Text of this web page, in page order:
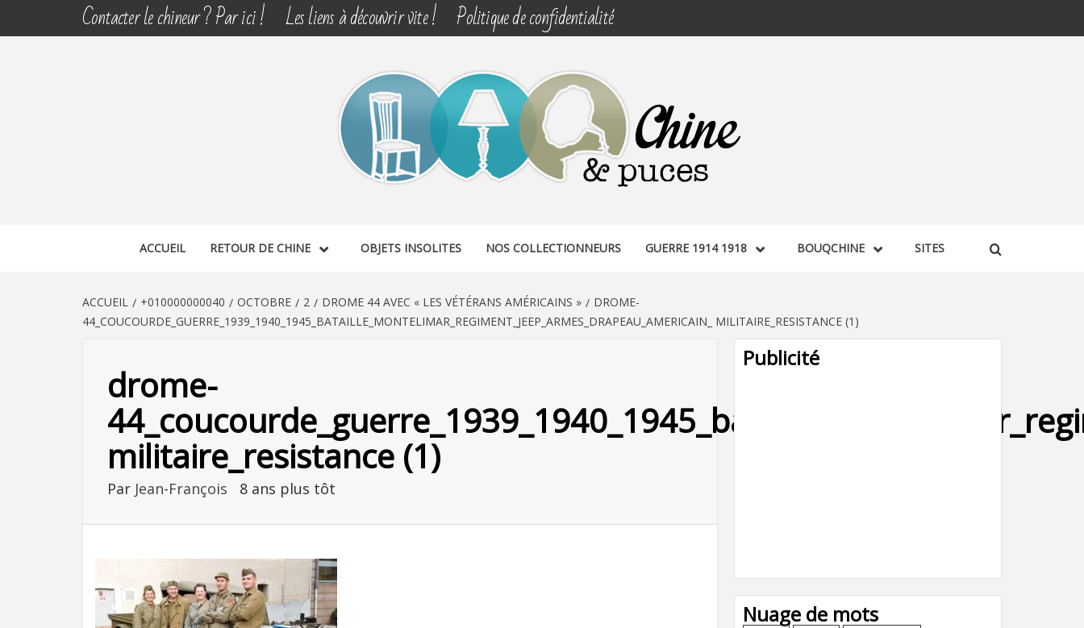
Contacter le chineur ? Par ici ! Les liens à découvrir vite ! Politique de confidentialité
CHINE & PUCES
ACCUEIL RETOUR DE CHINE OBJETS INSOLITES NOS COLLECTIONNEURS GUERRE 1914 1918 BOUQCHINE SITES
ACCUEIL +010000000040 OCTOBRE 2 DROME 44 AVEC « LES VÉTÉRANS AMÉRICAINS »
DROME-
44_COUCOURDE_GUERRE_1939_1940_1945_BATAILLE_MONTELIMAR_REGIMENT_JEEP_ARMES_DRAPEAU_AMERICAIN_ MILITAIRE_RESISTANCE (1)
drome-
militaire_resistance (1)
Par Jean-François 8 ans plus tôt
Publicité
Nuage de mots